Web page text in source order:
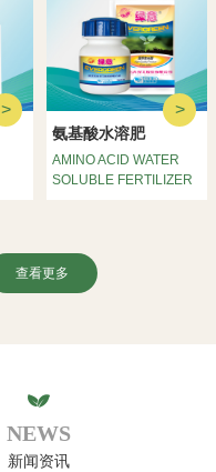
查看更多
>
AMINO ACID WATER
SOLUBLE FERTILIZER
氨基酸水溶肥
>
新闻资讯
NEWS